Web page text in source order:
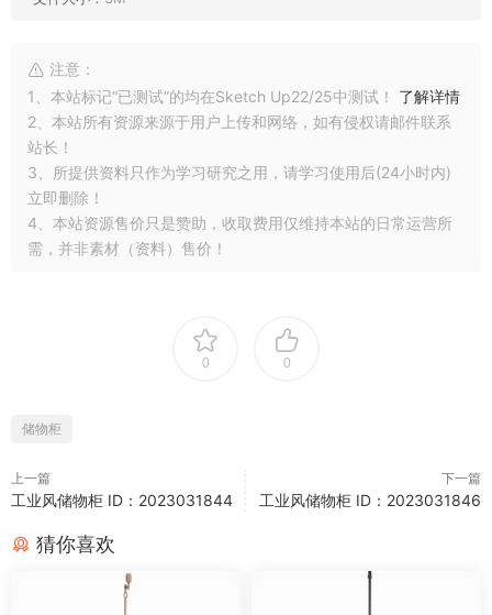
注意：
1、本站标记“已测试”的均在Sketch Up22/25中测试！ 了解详情
2、本站所有资源来源于用户上传和网络，如有侵权请邮件联系
站长！
3、所提供资料只作为学习研究之用，请学习使用后(24小时内)
立即删除！
4、本站资源售价只是赞助，收取费用仅维持本站的日常运营所
需，并非素材（资料）售价！
0 0
储物柜
上一篇
工业风储物柜 ID：2023031844
下一篇
工业风储物柜 ID：2023031846
猜你喜欢